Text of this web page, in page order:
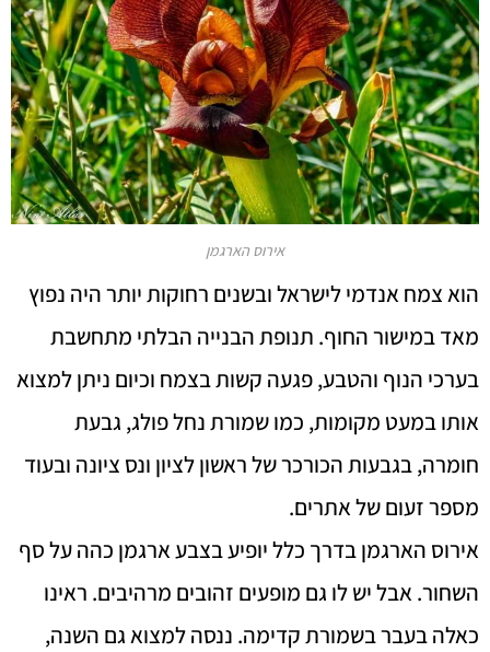
אירוס הארגמן
הוא צמח אנדמי לישראל ובשנים רחוקות יותר היה נפוץ
מאד במישור החוף. תנופת הבנייה הבלתי מתחשבת
בערכי הנוף והטבע, פגעה קשות בצמח וכיום ניתן למצוא
אותו במעט מקומות, כמו שמורת נחל פולג, גבעת
חומרה, בגבעות הכורכר של ראשון לציון ונס ציונה ובעוד
מספר זעום של אתרים.
אירוס הארגמן בדרך כלל יופיע בצבע ארגמן כהה על סף
השחור. אבל יש לו גם מופעים זהובים מרהיבים. ראינו
כאלה בעבר בשמורת קדימה. ננסה למצוא גם השנה,